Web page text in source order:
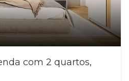
com 2 quartos,